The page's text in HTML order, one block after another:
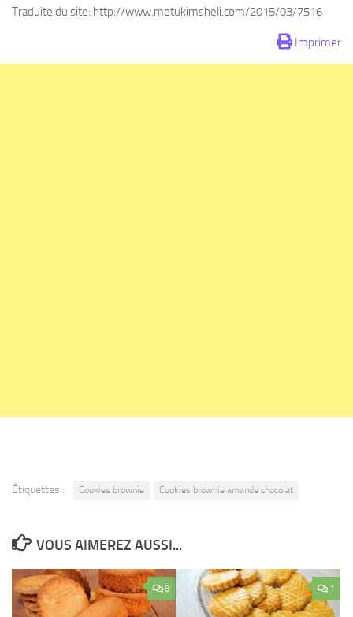
Traduite du site: http://www.metukimsheli.com/2015/03/7516
Imprimer
Étiquettes : Cookies brownie Cookies brownie amande chocolat
VOUS AIMEREZ AUSSI...
8 1